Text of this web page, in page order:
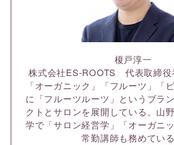
榎戸淳一
株式会社ES-ROOTS 代表取締役
「オーガニック」「フルーツ」「
に「フルーツルーツ」というブラ
クトとサロンを展開している。山
学で「サロン経営学」「オーガニ
常勤講師も務めている